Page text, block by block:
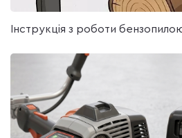
Хускварна та інші. Підібрати нову
опис, а також працюють досвідчені
Також великий вибір містить розділ,
запчастини для бензинових тримерів
дані вироби безпосередньо від
покупець може розраховувати на
продукцію та її тривалий термін
Інструкція з роботи